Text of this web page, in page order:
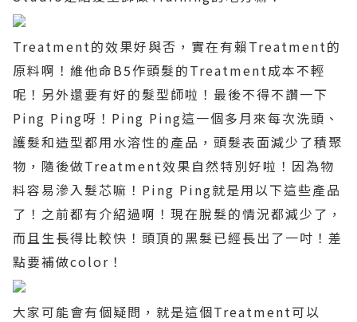
Treatment的效果好與否，實在有賴Treatment的
原料啊！維他命B5作頭髮的Treatment成本不輕
呢！另外還要有好的髮型師啦！最後不得不讚一下
Ping Ping呀！ Ping Ping這一個多月來每次洗頭、
護髮和造型都用水溶性的產品，頭髮表面減少了積聚
物，隨後做Treatment效果自然特別好啦！因為物
料容易滲入髮芯嘛！ Ping Ping就是用以下這些產品
了！之前都有介紹過啊！現在脫髮的情況都減少了，
而且生長得比較快！頭頂的黑髮已經長出了一吋！差
點要補做color ！
大家可能會有個疑問，就是這個Treatment可以